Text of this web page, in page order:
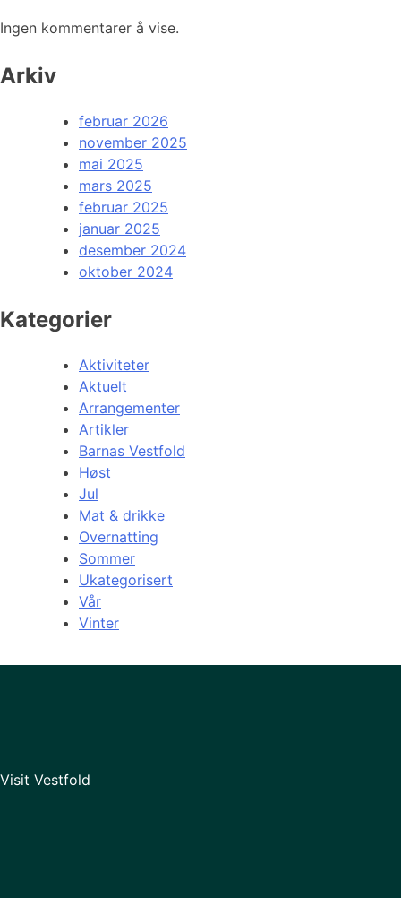
Ingen kommentarer å vise.
Arkiv
februar 2026
november 2025
mai 2025
mars 2025
februar 2025
januar 2025
desember 2024
oktober 2024
Kategorier
Aktiviteter
Aktuelt
Arrangementer
Artikler
Barnas Vestfold
Høst
Jul
Mat & drikke
Overnatting
Sommer
Ukategorisert
Vår
Vinter
Visit Vestfold